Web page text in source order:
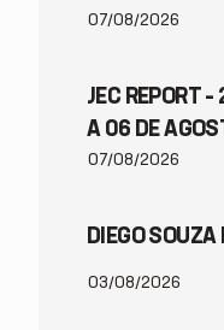
07/08/2026
JEC REPORT –
A 06 DE
07/08/2026
DIEGO
03/08/2026